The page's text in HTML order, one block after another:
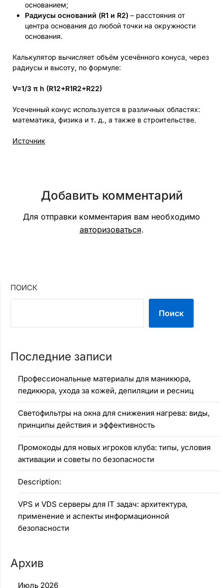
основанием;
Радиусы оснований (R1 и R2) – расстояния от
центра основания до любой точки на окружности
основания.
Калькулятор вычисляет объём усечённого конуса, через
радиусы и высоту, по формуле:
V=​1/3 ​​π h (R1​2​​+R1R2+R2​2​​)
Усеченный конус используется в различных областях:
математика, физика и т. д., а также в строительстве.
Источник
Добавить комментарий
Для отправки комментария вам необходимо
авторизоваться.
ПОИСК
Поиск
Последние записи
Профессиональные материалы для маникюра,
педикюра, ухода за кожей, депиляции и ресниц
Светофильтры на окна для снижения нагрева: виды,
принципы действия и эффективность
Промокоды для новых игроков клуба: типы, условия
активации и советы по безопасности
Description:
VPS и VDS серверы для IT задач: архитектура,
применение и аспекты информационной
безопасности
Архив
Июль 2026